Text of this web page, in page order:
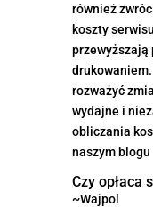
również
koszty
przewyższają
rozważyć
wydajne i
obliczania
naszym blogu
Czy opłaca
~Wajpol